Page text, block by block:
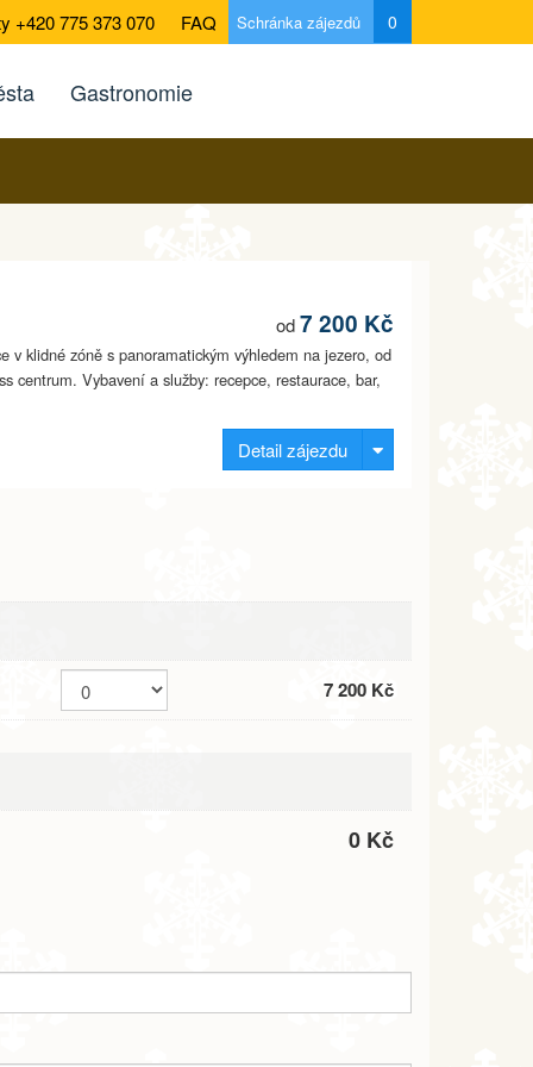
+420 775 373 070 FAQ Schránka zájezdů 0
Gastronomie
od7 200 Kč
v klidné zóně s panoramatickým výhledem na jezero, od
centrum. Vybavení a služby: recepce, restaurace, bar,
Detail zájezdu
7 200 Kč
0 Kč